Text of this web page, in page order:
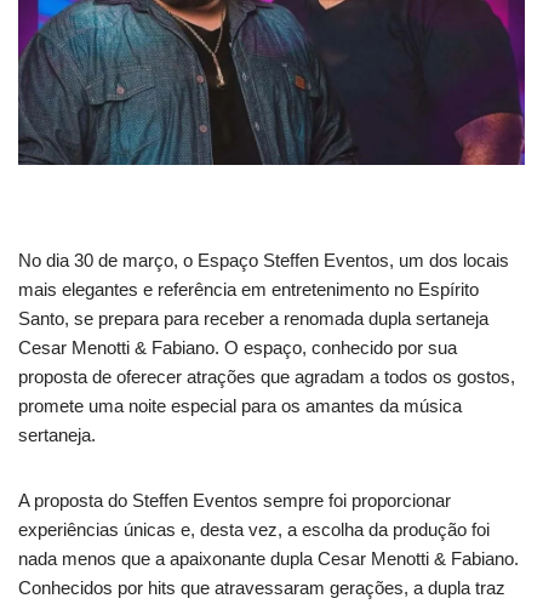
No dia 30 de março, o Espaço Steffen Eventos, um dos locais
mais elegantes e referência em entretenimento no Espírito
Santo, se prepara para receber a renomada dupla sertaneja
Cesar Menotti & Fabiano. O espaço, conhecido por sua
proposta de oferecer atrações que agradam a todos os gostos,
promete uma noite especial para os amantes da música
sertaneja.
A proposta do Steffen Eventos sempre foi proporcionar
experiências únicas e, desta vez, a escolha da produção foi
nada menos que a apaixonante dupla Cesar Menotti & Fabiano.
Conhecidos por hits que atravessaram gerações, a dupla traz